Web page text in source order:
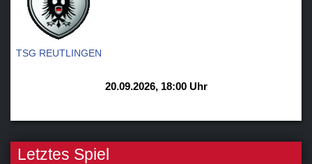
TSG REUTLINGEN
20.09.2026, 18:00 Uhr
Letztes Spiel